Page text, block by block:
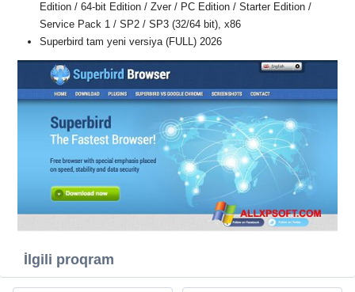
Edition / 64-bit Edition / Zver / PC Edition / Starter Edition /
Service Pack 1 / SP2 / SP3 (32/64 bit), x86
Superbird tam yeni versiya (FULL) 2026
İlgili proqram